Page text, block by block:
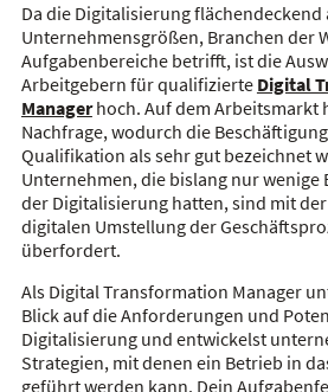
Da die Digitalisierung flächendeckend
Unternehmensgrößen, Branchen der
Aufgabenbereiche betrifft, ist die
Arbeitgebern für qualifizierte Digital
Managerhoch. Auf dem Arbeitsmarkt
Nachfrage, wodurch die
Qualifikation als sehr gut bezeichnet
Unternehmen, die bislang nur
der Digitalisierung hatten, sind mit
digitalen Umstellung der
überfordert.
Als Digital Transformation Manager
Blick auf die Anforderungen und
Digitalisierung und entwickelst
Strategien, mit denen ein Betrieb in
geführt werden kann. Dein